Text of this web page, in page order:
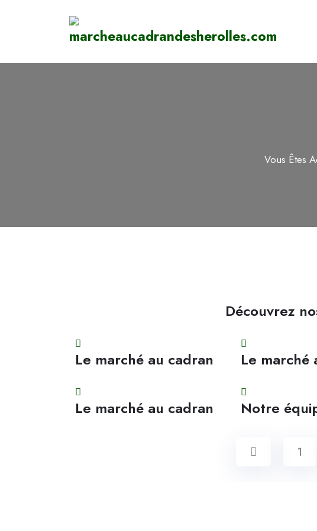
Vous Êtes
Découvrez
Le marché au cadran Le marché
Le marché au cadran Notre
1